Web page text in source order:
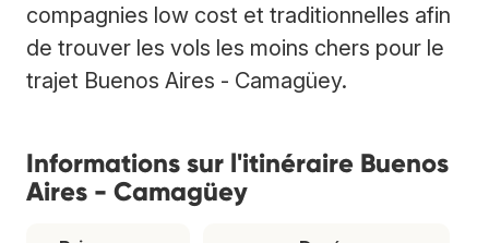
compagnies low cost et traditionnelles afin
de trouver les vols les moins chers pour le
trajet Buenos Aires - Camagüey.
Informations sur l'itinéraire Buenos
Aires - Camagüey